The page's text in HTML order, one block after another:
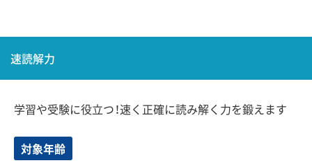
速読解力
学習や受験に役立つ！速く正確に読み解く力を鍛えます
対象年齢